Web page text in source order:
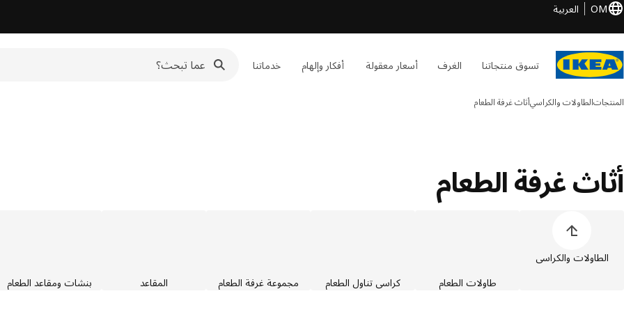
OM العربية
تسوق منتجاتنا الغرف أسعار معقولة أفكار وإلهام خدماتنا
المنتجاتالطاولات والكراسيأثاث غرفة الطعام
أثاث غرفة الطعام
الطاولات والكراسي
طاولات الطعام
كراسي تناول الطعام مجموعة غرفة الطعام المقاعد بنشات ومقاعد الطعام